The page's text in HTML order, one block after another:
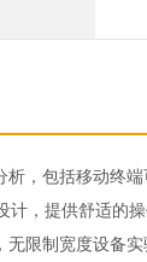
析，包括移动终
，提供舒适的
限制宽度设备